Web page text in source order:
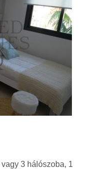
3 hálószoba, 1